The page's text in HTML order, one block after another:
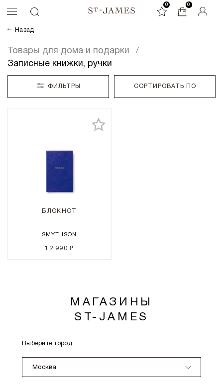
0 0
0
Назад
Товары для дома и подарки
Записные книжки, ручки
ФИЛЬТРЫ СОРТИРОВАТЬ ПО
БЛОКНОТ
SMYTHSON
12 990 ₽
МАГАЗИНЫ
ST-JAMES
Выберите город
Москва